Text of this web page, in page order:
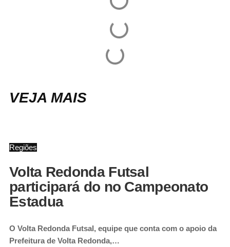
VEJA MAIS
Regiões
Volta Redonda Futsal
participará do no Campeonato
Estadua
O Volta Redonda Futsal, equipe que conta com o apoio da
Prefeitura de Volta Redonda,…